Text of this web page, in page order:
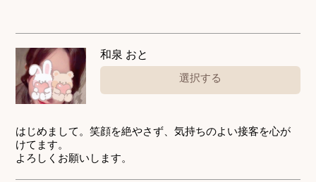
はじめまして。笑顔を絶やさず、気持ちのよい接客を心が
けてます。
よろしくお願いします。
和泉 おと
選択する